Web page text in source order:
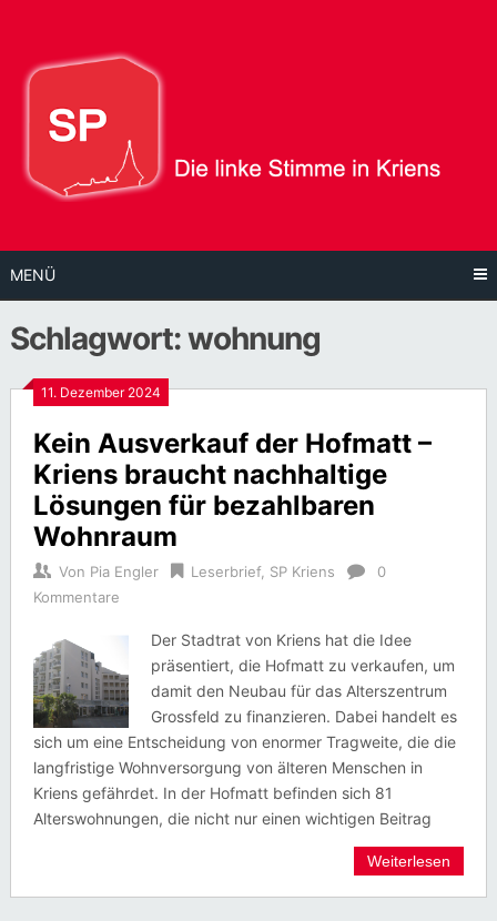
Inhalt
MENÜ
Schlagwort:wohnung
11. Dezember 2024
Kein Ausverkauf der Hofmatt –
Kriens braucht nachhaltige
Lösungen für bezahlbaren
Wohnraum
Von Pia Engler Leserbrief, SP Kriens
0
Kommentare
Der Stadtrat von Kriens hat die Idee
präsentiert, die Hofmatt zu verkaufen, um
damit den Neubau für das Alterszentrum
Grossfeld zu finanzieren. Dabei handelt es
sich um eine Entscheidung von enormer Tragweite, die die
langfristige Wohnversorgung von älteren Menschen in
Kriens gefährdet. In der Hofmatt befinden sich 81
Alterswohnungen, die nicht nur einen wichtigen Beitrag
Weiterlesen